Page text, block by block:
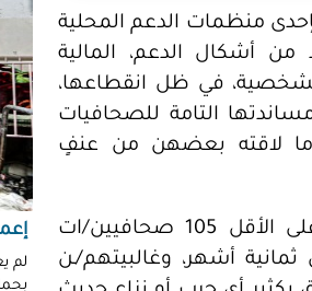
منظمات الدعم المحلية
أشكال الدعم، المالية
في ظل انقطاعها،
التامة للصحافيات
وما لاقته بعضهن من عنفٍ
تؤمن الجائزة، أن ثمن هذه التغطية كان باهظًا "حيثُ قُتل على الأقل 105 صحافيين/ات
أشهر، وغالبيتهم/ـن
لم